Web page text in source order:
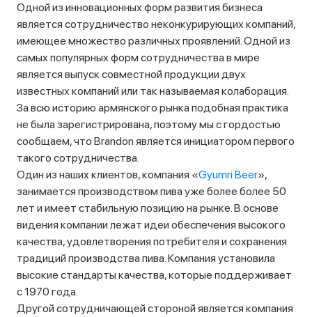
Одной из инновационных форм развития бизнеса
является сотрудничество неконкурирующих компаний,
имеющее множество различных проявлений. Одной из
самых популярных форм сотрудничества в мире
является выпуск совместной продукции двух
известных компаний или так называемая колаборация.
За всю историю армянского рынка подобная практика
не была зарегистрирована, поэтому мы с гордостью
сообщаем, что Brandon является инициатором первого
такого сотрудничества.
Один из наших клиентов, компания «Gyumri Beer»,
занимается производством пива уже более более 50
лет и имеет стабильную позицию на рынке. В основе
видения компании лежат идеи обеспечения высокого
качества, удовлетворения потребителя и сохранения
традиций производства пива. Компания установила
высокие стандарты качества, которые поддерживает
с 1970 года.
Другой сотрудничающей стороной является компания